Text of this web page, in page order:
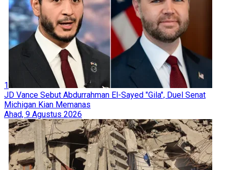
1
JD Vance Sebut Abdurrahman El-Sayed "Gila", Duel Senat
Michigan Kian Memanas
Ahad, 9 Agustus 2026